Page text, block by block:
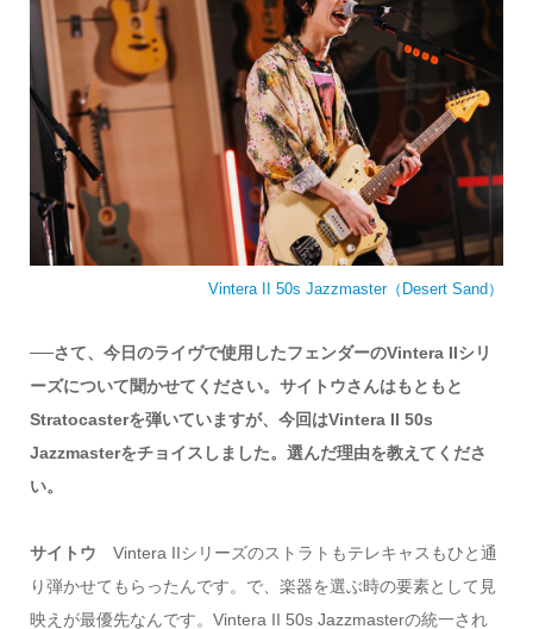
Vintera II 50s Jazzmaster（Desert Sand）
──さて、今日のライヴで使用したフェンダーのVintera IIシリ
ーズについて聞かせてください。サイトウさんはもともと
Stratocasterを弾いていますが、今回はVintera II 50s
Jazzmasterをチョイスしました。選んだ理由を教えてくださ
い。
サイトウ Vintera IIシリーズのストラトもテレキャスもひと通
り弾かせてもらったんです。で、楽器を選ぶ時の要素として見
映えが最優先なんです。Vintera II 50s Jazzmasterの統一され